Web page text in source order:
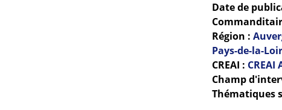
Date de
Région :
Pays-de-la-
CREAI : CREAI
Champ
Thématiques